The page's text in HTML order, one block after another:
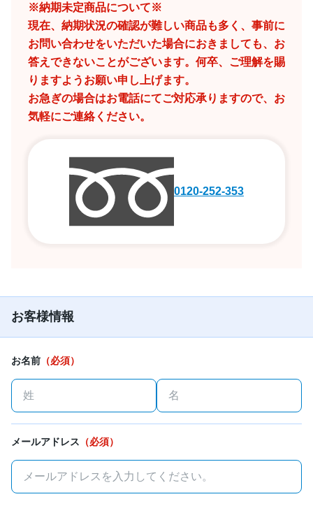
※納期未定商品について※
現在、納期状況の確認が難しい商品も多く、事前に
お問い合わせをいただいた場合におきましても、お
答えできないことがございます。何卒、ご理解を賜
りますようお願い申し上げます。
お急ぎの場合はお電話にてご対応承りますので、お
気軽にご連絡ください。
0120-252-353
お客様情報
お名前 （必須）
メールアドレス （必須）